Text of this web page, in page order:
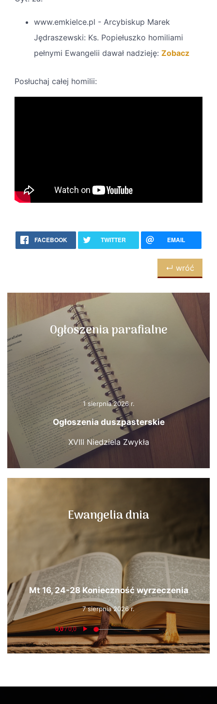
www.emkielce.pl - Arcybiskup Marek
Jędraszewski: Ks. Popiełuszko homiliami
pełnymi Ewangelii dawał nadzieję: Zobacz
Posłuchaj całej homilii:
FACEBOOK TWITTER EMAIL
↵ wróć
Ogłoszenia parafialne
1 sierpnia 2026 r.
Ogłoszenia duszpasterskie
XVIII Niedziela Zwykła
Ewangelia dnia
Mt 16, 24-28 Konieczność wyrzeczenia
7 sierpnia 2026 r.